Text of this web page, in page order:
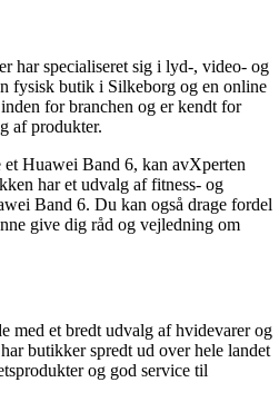
har specialiseret sig i lyd-, video- og
fysisk butik i Silkeborg og en online
for branchen og er kendt for
af produkter.
et Huawei Band 6, kan avXperten
har et udvalg af fitness- og
Band 6. Du kan også drage fordel
give dig råd og vejledning om
med et bredt udvalg af hvidevarer og
butikker spredt ud over hele landet
og god service til